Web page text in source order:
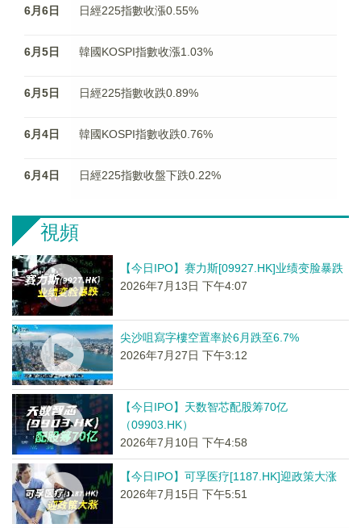
6月6日 日經225指數收漲0.55%
6月5日 韓國KOSPI指數收漲1.03%
6月5日 日經225指數收跌0.89%
6月4日 韓國KOSPI指數收跌0.76%
6月4日 日經225指數收盤下跌0.22%
視頻
【今日IPO】赛力斯[09927.HK]业绩变脸暴跌
2026年7月13日 下午4:07
尖沙咀寫字樓空置率於6月跌至6.7%
2026年7月27日 下午3:12
【今日IPO】天数智芯配股筹70亿
（09903.HK）
2026年7月10日 下午4:58
【今日IPO】可孚医疗[1187.HK]迎政策大涨
2026年7月15日 下午5:51